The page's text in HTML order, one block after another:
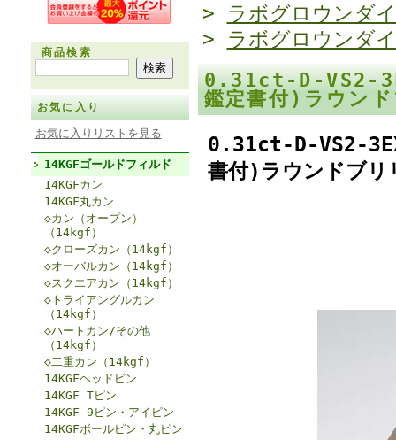
商品検索
お気に入り
お気に入りリストを見る
14KGFゴールドフィルド
14KGFカン
14KGF丸カン
◇カン（オープン）
（14kgf）
◇クローズカン（14kgf）
◇オーバルカン（14kgf）
◇スクエアカン（14kgf）
◇トライアングルカン
（14kgf）
◇ハートカン/その他
（14kgf）
◇二重カン（14kgf）
14KGFヘッドピン
14KGF Tピン
14KGF 9ピン・アイピン
14KGFボールピン・丸ピン
> ラボグロウンダ
> ラボグロウンダ
0.31ct-D-VS2-
鑑定書付)ラウン
0.31ct-D-VS2-
書付)ラウンドブリ